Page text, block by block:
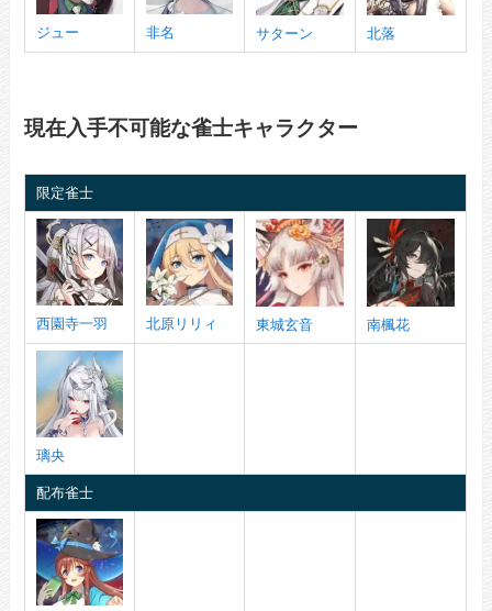
ジュー 非名 サターン 北落
現在入手不可能な雀士キャラクター
限定雀士
西園寺一羽 北原リリィ 東城玄音 南楓花
璃央
配布雀士